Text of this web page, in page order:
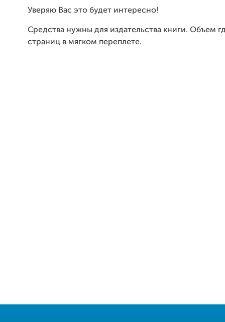
Уверяю Вас это будет интересно!
Средства нужны для издательства книги. Объем
страниц в мягком переплете.